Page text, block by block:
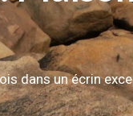
dans un écrin